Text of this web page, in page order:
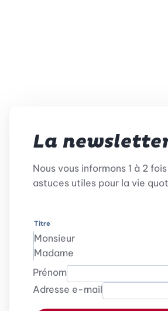
La
Nous vous informons 1 à 2
astuces utiles pour la vie
Titre
Monsieur
Madame
Prénom
Adresse e-mail